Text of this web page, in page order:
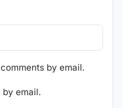
by email.
email.